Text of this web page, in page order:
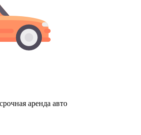
аренда авто